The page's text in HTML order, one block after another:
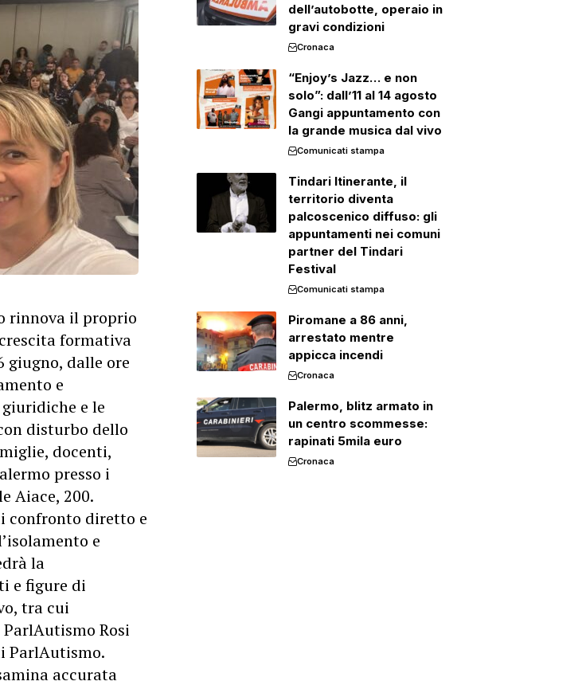
rinnova il proprio
formativa
giugno, dalle ore
e
e le
disturbo dello
docenti,
presso i
Aiace, 200.
confronto diretto e
e
la
e figure di
tra cui
Rosi
ParlAutismo.
accurata
dell’autobotte, operaio in
gravi condizioni
Cronaca
“Enjoy’s Jazz… e non
solo”: dall’11 al 14 agosto
Gangi appuntamento con
la grande musica dal vivo
Comunicati stampa
Tindari Itinerante, il
territorio diventa
palcoscenico diffuso: gli
appuntamenti nei comuni
partner del Tindari
Festival
Comunicati stampa
Piromane a 86 anni,
arrestato mentre
appicca incendi
Cronaca
Palermo, blitz armato in
un centro scommesse:
rapinati 5mila euro
Cronaca